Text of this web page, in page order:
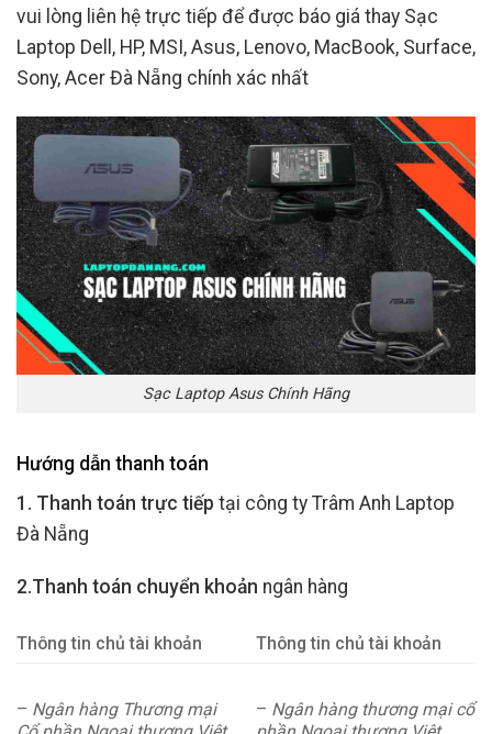
vui lòng liên hệ trực tiếp để được báo giá thay Sạc
Laptop Dell, HP, MSI, Asus, Lenovo, MacBook, Surface,
Sony, Acer Đà Nẵng chính xác nhất
Sạc Laptop Asus Chính Hãng
Hướng dẫn thanh toán
1. Thanh toán trực tiếp tại công ty Trâm Anh Laptop
Đà Nẵng
2.Thanh toán chuyển khoản ngân hàng
Thông tin chủ tài khoản Thông tin chủ tài khoản
– Ngân hàng Thương mại
– Ngân hàng thương mại cổ